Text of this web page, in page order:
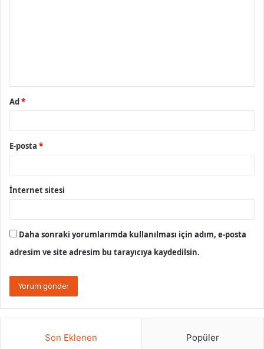
Ad*
E-posta *
İnternet sitesi
Daha sonraki yorumlarımda kullanılması için adım, e-posta
adresim ve site adresim bu tarayıcıya kaydedilsin.
Son Eklenen Popüler